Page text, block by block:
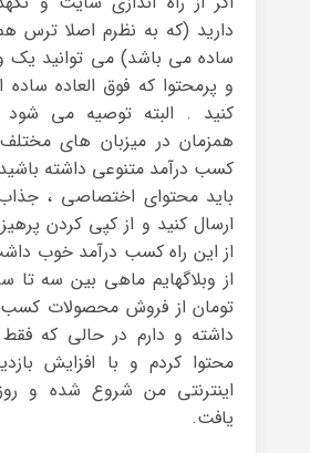
دارید (که به نظرم اصلا ترس
ساده می باشد) می توانید
و پرمحتوا که فوق العاده ساده
کنید . البته توصیه می
همزمان در میزبان های مختلف
کسب درآمد متنوعی داشته
باید محتوای اختصاصی ،
ارسال کنید و از کپی کردن
از این راه کسب درآمد خوب
از وبلاگهایم ماهی بین سه تا
تومان از فروش محصولات کسب
داشته و دارم در حالی که فقط
محتوا کردم و با افزایش
اینترنتی من شروع شده و
یافت.